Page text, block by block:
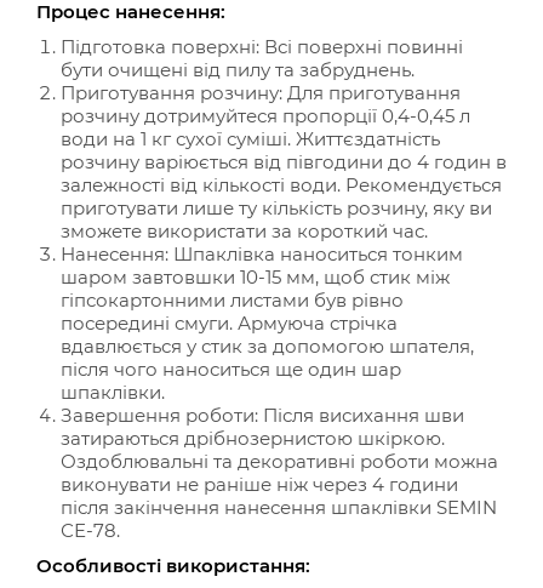
Процес нанесення:
Підготовка поверхні: Всі поверхні повинні
бути очищені від пилу та забруднень.
Приготування розчину: Для приготування
розчину дотримуйтеся пропорції 0,4-0,45 л
води на 1 кг сухої суміші. Життєздатність
розчину варіюється від півгодини до 4 годин в
залежності від кількості води. Рекомендується
приготувати лише ту кількість розчину, яку ви
зможете використати за короткий час.
Нанесення: Шпаклівка наноситься тонким
шаром завтовшки 10-15 мм, щоб стик між
гіпсокартонними листами був рівно
посередині смуги. Армуюча стрічка
вдавлюється у стик за допомогою шпателя,
після чого наноситься ще один шар
шпаклівки.
Завершення роботи: Після висихання шви
затираються дрібнозернистою шкіркою.
Оздоблювальні та декоративні роботи можна
виконувати не раніше ніж через 4 години
після закінчення нанесення шпаклівки SEMIN
СЕ-78.
Особливості використання: